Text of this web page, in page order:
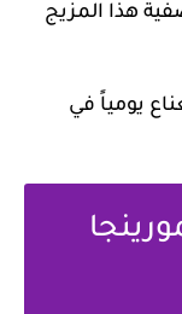
هذا المزيج
يومياً في